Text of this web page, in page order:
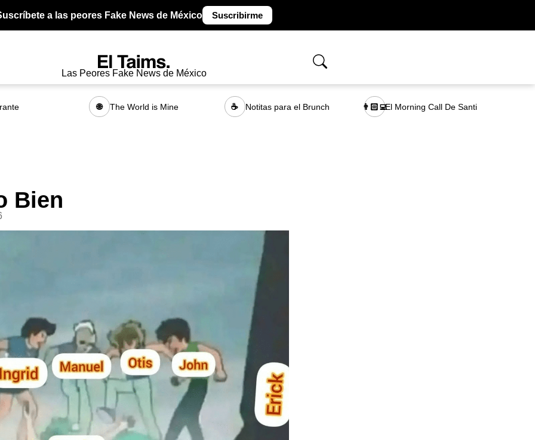
a las peores Fake News de México Suscribirme
Las Peores Fake News de México
🌐 The World is Mine ☕ Notitas para el Brunch 👨🏻‍💻El Morning Call De Santi
Bien